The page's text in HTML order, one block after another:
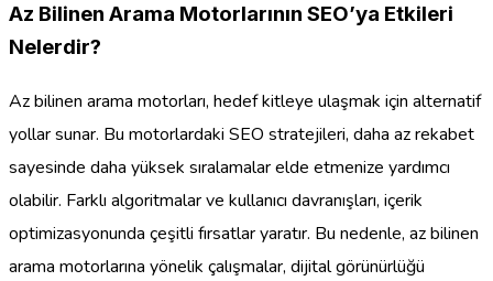
Az Bilinen Arama Motorlarının SEO’ya Etkileri
Nelerdir?
Az bilinen arama motorları, hedef kitleye ulaşmak için alternatif
yollar sunar. Bu motorlardaki SEO stratejileri, daha az rekabet
sayesinde daha yüksek sıralamalar elde etmenize yardımcı
olabilir. Farklı algoritmalar ve kullanıcı davranışları, içerik
optimizasyonunda çeşitli fırsatlar yaratır. Bu nedenle, az bilinen
arama motorlarına yönelik çalışmalar, dijital görünürlüğü